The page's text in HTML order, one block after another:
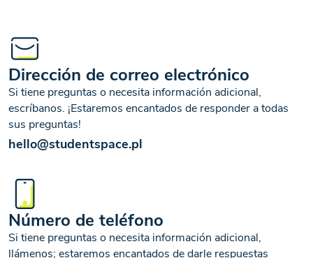
su consentimiento para recibir contenido de marketing por vía electrónica
o telefónica, usted acepta la política de privacidad relativa al tratamiento
de sus datos personales por parte de SGE Operating Company Sp. z o.o.
con domicilio social en Varsovia, ul. Litewska 1, 00-581 Varsovia
("StudentSpace"). Puede ponerse en contacto con StudentSpace por vía
electrónica en rodo@studentspace.pl o por correo postal en la dirección
indicada anteriormente. Los datos personales que usted nos proporciona
se tratan para los fines derivados de los intereses legítimos de
StudentSpace, es decir, para ponernos en contacto con usted y responder
a su consulta dirigida a StudentSpace (art. 6, apdo. 1, letra f del RGPD), y
productos de StudentSpace o de productos de terceros con los que
colaboramos (art. 6, apdo. 1, letra a del RGPD). Usted tiene derecho a
solicitar el acceso a sus datos personales, a exigir su rectificación,
supresión, limitación del tratamiento, portabilidad, a oponerse a su
tratamiento y a presentar una reclamación ante la autoridad de control, así
como a retirar su consentimiento. La política de privacidad completa está
disponible
aquí.
Dirección de correo electrónico
Si tiene preguntas o necesita información adicional,
escríbanos. ¡Estaremos encantados de responder a todas
sus preguntas!
hello@studentspace.pl
Número de teléfono
Si tiene preguntas o necesita información adicional,
llámenos; estaremos encantados de darle respuestas